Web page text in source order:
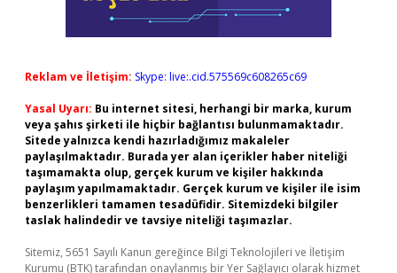
Reklam ve İletişim: Skype: live:.cid.575569c608265c69
Yasal Uyarı: Bu internet sitesi, herhangi bir marka, kurum
veya şahıs şirketi ile hiçbir bağlantısı bulunmamaktadır.
Sitede yalnızca kendi hazırladığımız makaleler
paylaşılmaktadır. Burada yer alan içerikler haber niteliği
taşımamakta olup, gerçek kurum ve kişiler hakkında
paylaşım yapılmamaktadır. Gerçek kurum ve kişiler ile isim
benzerlikleri tamamen tesadüfidir. Sitemizdeki bilgiler
taslak halindedir ve tavsiye niteliği taşımazlar.
Sitemiz, 5651 Sayılı Kanun gereğince Bilgi Teknolojileri ve İletişim
Kurumu (BTK) tarafından onaylanmış bir Yer Sağlayıcı olarak hizmet